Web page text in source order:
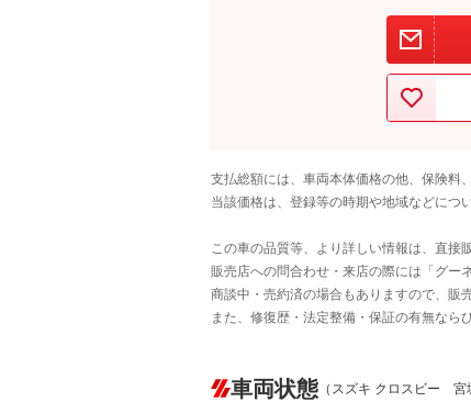
支払総額には、車両本体価格の他、保険料
当該価格は、登録等の時期や地域などにつ
この車の品質等、より詳しい情報は、直接
販売店への問合わせ・来店の際には「グー
商談中・売約済の場合もありますので、販
また、修復歴・法定整備・保証の有無なら
車両状態 （スズキ クロスビー 宮